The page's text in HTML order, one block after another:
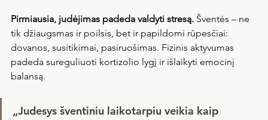
Pirmiausia, judėjimas padeda valdyti stresą. Šventės – ne
tik džiaugsmas ir poilsis, bet ir papildomi rūpesčiai:
dovanos, susitikimai, pasiruošimas. Fizinis aktyvumas
padeda sureguliuoti kortizolio lygį ir išlaikyti emocinį
balansą.
„Judesys šventiniu laikotarpiu veikia kaip